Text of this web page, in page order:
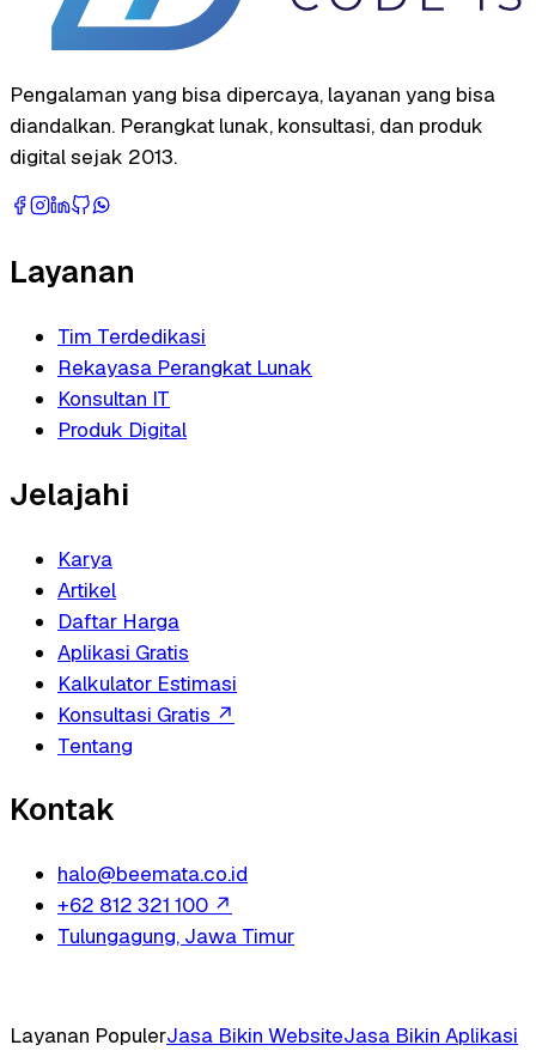
Pengalaman yang bisa dipercaya, layanan yang bisa
diandalkan. Perangkat lunak, konsultasi, dan produk
digital sejak 2013.
Layanan
Tim Terdedikasi
Rekayasa Perangkat Lunak
Konsultan IT
Produk Digital
Jelajahi
Karya
Artikel
Daftar Harga
Aplikasi Gratis
Kalkulator Estimasi
Konsultasi Gratis ↗
Tentang
Kontak
halo@beemata.co.id
+62 812 321 100 ↗
Tulungagung, Jawa Timur
Layanan PopulerJasa Bikin WebsiteJasa Bikin Aplikasi